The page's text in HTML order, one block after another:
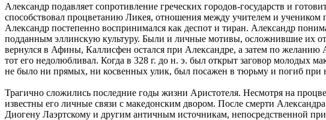
Александр подавляет сопротивление греческих городов-государств и
способствовал процветанию Ликея, отношения между учителем и учеником
Александр постепенно воспринимался как деспот и тиран. Александр
подданным эллинскую культуру. Были и личные мотивы, осложнившие их
вернулся в Афины, Каллисфен остался при Александре, а затем по желанию
тот его недолюбливал. Когда в 328 г. до н. э. был открыт заговор молодых
не было ни прямых, ни косвенных улик, был посажен в тюрьму и погиб при
Трагично сложились последние годы жизни Аристотеля. Несмотря на
известны его личные связи с македонским двором. После смерти
Диогену Лаэртскому и другим античным источникам, непосредственной